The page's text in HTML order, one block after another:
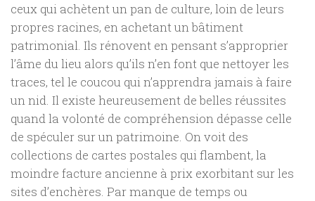
ceux qui achètent un pan de culture, loin de leurs
propres racines, en achetant un bâtiment
patrimonial. Ils rénovent en pensant s’approprier
l’âme du lieu alors qu’ils n’en font que nettoyer les
traces, tel le coucou qui n’apprendra jamais à faire
un nid. Il existe heureusement de belles réussites
quand la volonté de compréhension dépasse celle
de spéculer sur un patrimoine. On voit des
collections de cartes postales qui flambent, la
moindre facture ancienne à prix exorbitant sur les
sites d’enchères. Par manque de temps ou